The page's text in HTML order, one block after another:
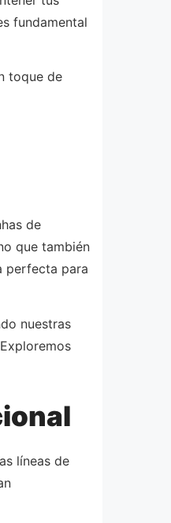
fundamental
toque de
de
que también
perfecta para
nuestras
líneas de